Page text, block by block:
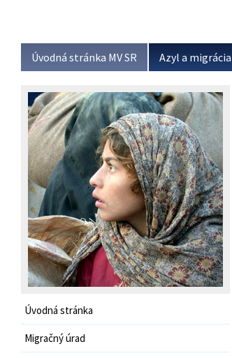
Úvodná stránka MV SR Azyl a migrácia
Úvodná stránka
Migračný úrad